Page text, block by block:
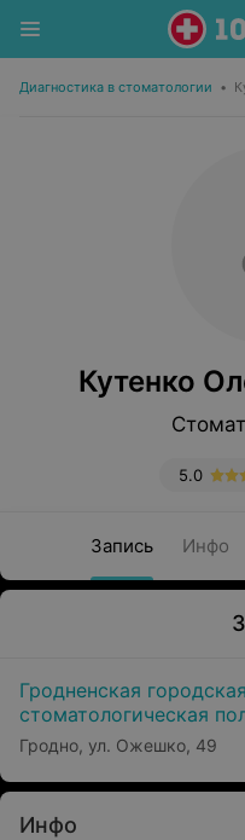
Диагностика в стоматологии •
Кутенко
5.0
Запись Инфо
Гродненская городская
стоматологическая
Филиал №1
Гродно, ул. Ожешко, 49
Инфо